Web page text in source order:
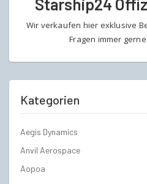
Starship24
Wir verkaufen hier exklusive
Fragen immer
Kategorien
Aegis Dynamics
Anvil Aerospace
Aopoa